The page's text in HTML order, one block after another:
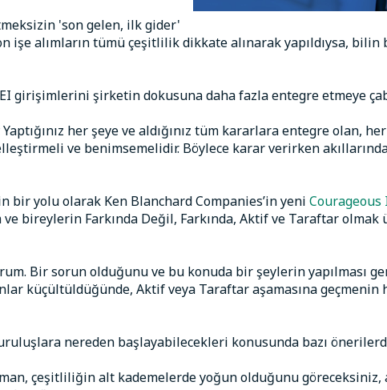
'son gelen, ilk gider'
işe alımların tümü çeşitlilik dikkate alınarak yapıldıysa, bilin
girişimlerini şirketin dokusuna daha fazla entegre etmeye
her şeye ve aldığınız tüm kararlara entegre olan,
ve benimsemelidir. Böylece karar verirken
bir yolu olarak Ken Blanchard Companies’in yeni
bireylerin Farkında Değil, Farkında, Aktif ve Taraftar olmak
Bir sorun olduğunu ve bu konuda bir şeylerin yapılması
küçültüldüğünde, Aktif veya Taraftar aşamasına
nereden başlayabilecekleri konusunda bazı
çeşitliliğin alt kademelerde yoğun olduğunu göreceksiniz,